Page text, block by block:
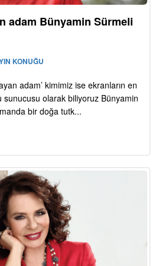
adam Bünyamin Sürmeli
KONUĞU
adam’ kimimiz ise ekranların en
olarak biliyoruz Bünyamin
bir doğa tutk...